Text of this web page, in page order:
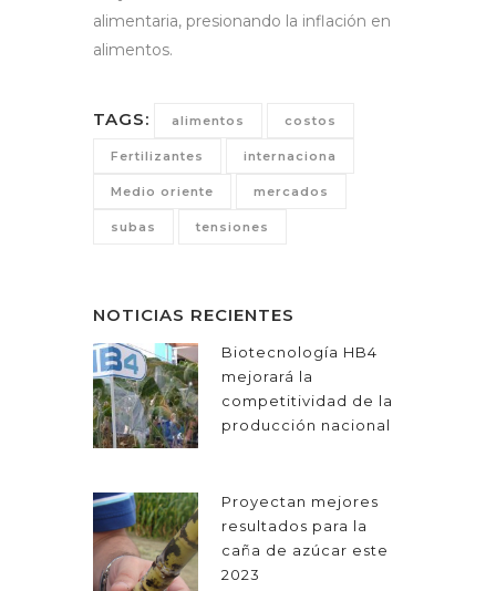
alimentaria, presionando la inflación en
alimentos.
TAGS: alimentos costos
Fertilizantes internaciona
Medio oriente mercados
subas tensiones
NOTICIAS RECIENTES
Biotecnología HB4
mejorará la
competitividad de la
producción nacional
Proyectan mejores
resultados para la
caña de azúcar este
2023